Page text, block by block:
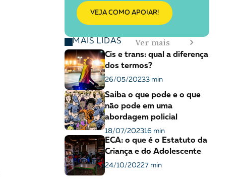
VEJA COMO APOIAR!
MAIS LIDAS Ver mais
Cis e trans: qual a diferença
dos termos?
26/05/20233 min
Saiba o que pode e o que
não pode em uma
abordagem policial
18/07/202316 min
ECA: o que é o Estatuto da
Criança e do Adolescente
24/10/20227 min